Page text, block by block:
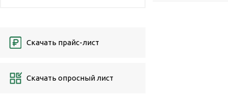
Скачать прайс-лист
Скачать опросный лист